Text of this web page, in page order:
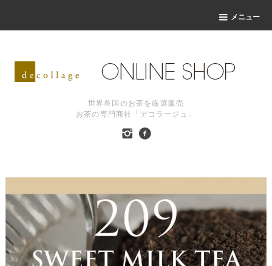
メニュー
世界各国のお茶を厳選販売
お茶の専門商社「デコラージュ」